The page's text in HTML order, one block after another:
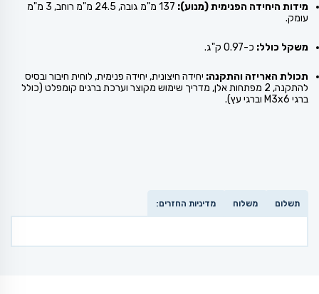
מידות היחידה הפנימית (מנוע):
137 מ"מ גובה, 24.5 מ"מ רוחב, 3 מ"מ
עומק.
משקל כולל: כ-0.97 ק"ג.
תכולת האריזה והתקנה: יחידה חיצונית, יחידה פנימית, לוחית חיבור ובסיס
להתקנה, 2 מפתחות אלן, מדריך שימוש מקוצר וערכת ברגים קומפלט (כולל
ברגי M3x6 וברגי עץ).
תשלום משלוח מדיניות החזרים: